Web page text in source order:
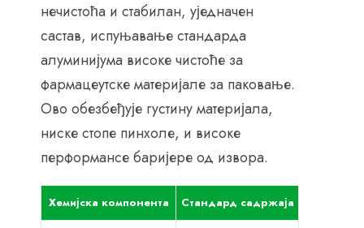
нечистоћа и стабилан, уједначен
састав, испуњавање стандарда
алуминијума високе чистоће за
фармацеутске материјале за паковање.
Ово обезбеђује густину материјала,
ниске стопе пинхоле, и високе
перформансе баријере од извора.
Хемијска компонента Стандард садржаја